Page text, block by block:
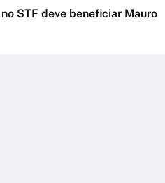
STF deve beneficiar Mauro